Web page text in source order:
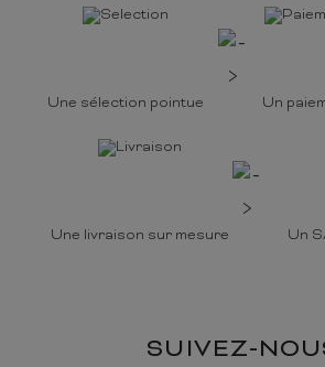
Une sélection pointue Un
Une livraison sur mesure Un
SUIVEZ-